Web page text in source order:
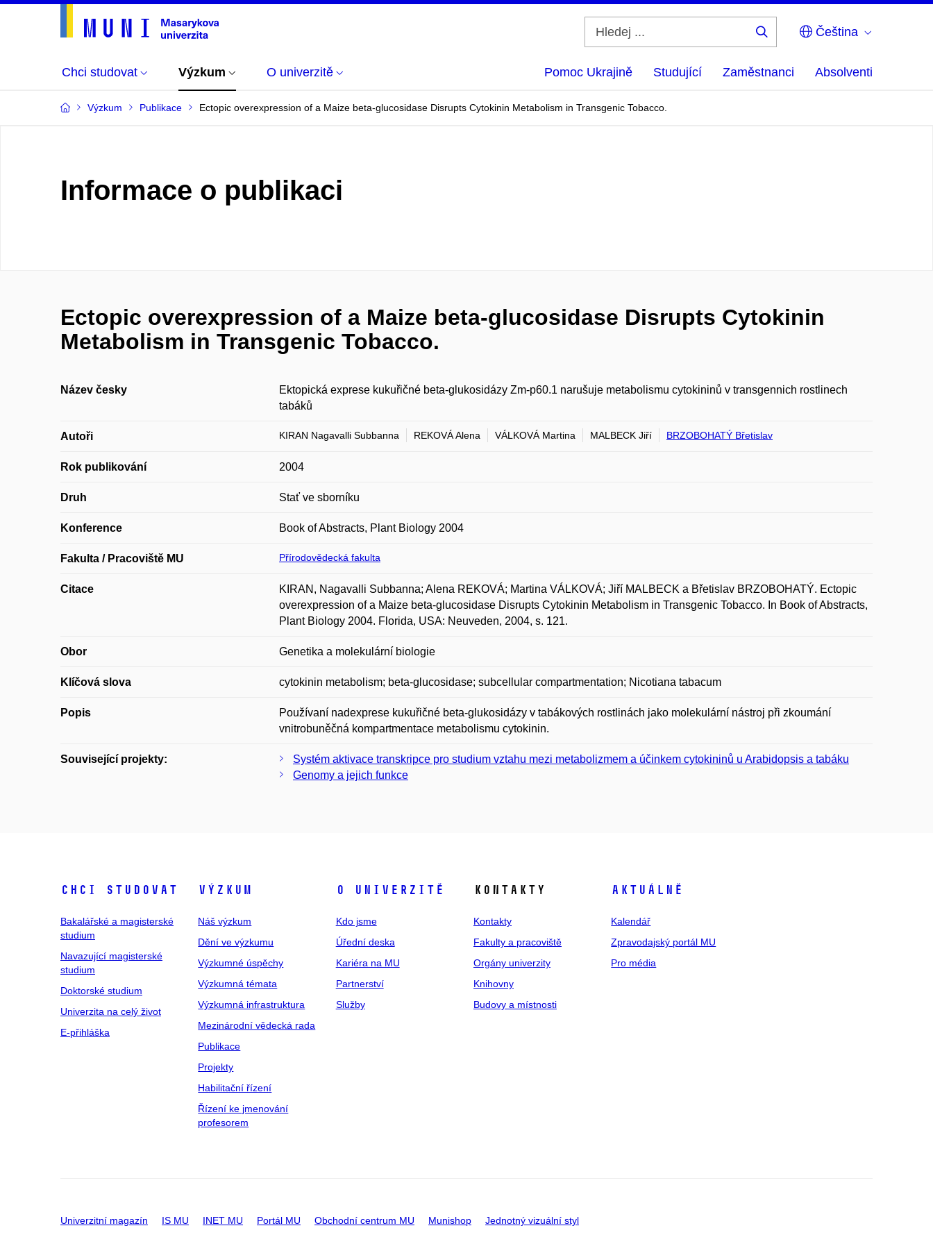
Čeština
Chci studovat Výzkum O univerzitě Pomoc Ukrajině Studující Zaměstnanci Absolventi
Výzkum Publikace Ectopic overexpression of a Maize beta-glucosidase Disrupts Cytokinin Metabolism in Transgenic Tobacco.
Informace o publikaci
Ectopic overexpression of a Maize beta-glucosidase Disrupts Cytokinin
Metabolism in Transgenic Tobacco.
Název česky
Ektopická exprese kukuřičné beta-glukosidázy Zm-p60.1 narušuje metabolismu cytokininů v transgennich rostlinech
tabáků
Autoři KIRAN Nagavalli Subbanna REKOVÁ Alena VÁLKOVÁ Martina MALBECK Jiří BRZOBOHATÝ Břetislav
Rok publikování 2004
Druh Stať ve sborníku
Konference Book of Abstracts, Plant Biology 2004
Fakulta / Pracoviště MU Přírodovědecká fakulta
Citace
KIRAN, Nagavalli Subbanna; Alena REKOVÁ; Martina VÁLKOVÁ; Jiří MALBECK a Břetislav BRZOBOHATÝ. Ectopic
overexpression of a Maize beta-glucosidase Disrupts Cytokinin Metabolism in Transgenic Tobacco. In Book of Abstracts,
Plant Biology 2004. Florida, USA: Neuveden, 2004, s. 121.
Obor Genetika a molekulární biologie
Klíčová slova cytokinin metabolism; beta-glucosidase; subcellular compartmentation; Nicotiana tabacum
Popis
Používaní nadexprese kukuřičné beta-glukosidázy v tabákových rostlinách jako molekulární nástroj při zkoumání
vnitrobuněčná kompartmentace metabolismu cytokinin.
Související projekty:
Systém aktivace transkripce pro studium vztahu mezi metabolizmem a účinkem cytokininů u Arabidopsis a tabáku
Genomy a jejich funkce
Chci studovat
Bakalářské a magisterské
studium
Navazující magisterské
studium
Doktorské studium
Univerzita na celý život
E-přihláška
Výzkum
Náš výzkum
Dění ve výzkumu
Výzkumné úspěchy
Výzkumná témata
Výzkumná infrastruktura
Mezinárodní vědecká rada
Publikace
Projekty
Habilitační řízení
Řízení ke jmenování
profesorem
O univerzitě
Kdo jsme
Úřední deska
Kariéra na MU
Partnerství
Služby
Kontakty
Kontakty
Fakulty a pracoviště
Orgány univerzity
Knihovny
Budovy a místnosti
Aktuálně
Kalendář
Zpravodajský portál MU
Pro média
Univerzitní magazín IS MU INET MU Portál MU Obchodní centrum MU Munishop Jednotný vizuální styl